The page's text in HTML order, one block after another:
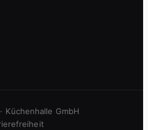
Küchenhalle GmbH